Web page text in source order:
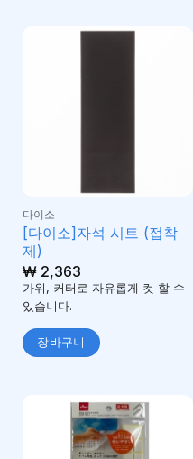
다이소
[다이소]자석 시트 (접착
제)
₩2,363
가위, 커터로 자유롭게 컷 할 수
있습니다.
장바구니